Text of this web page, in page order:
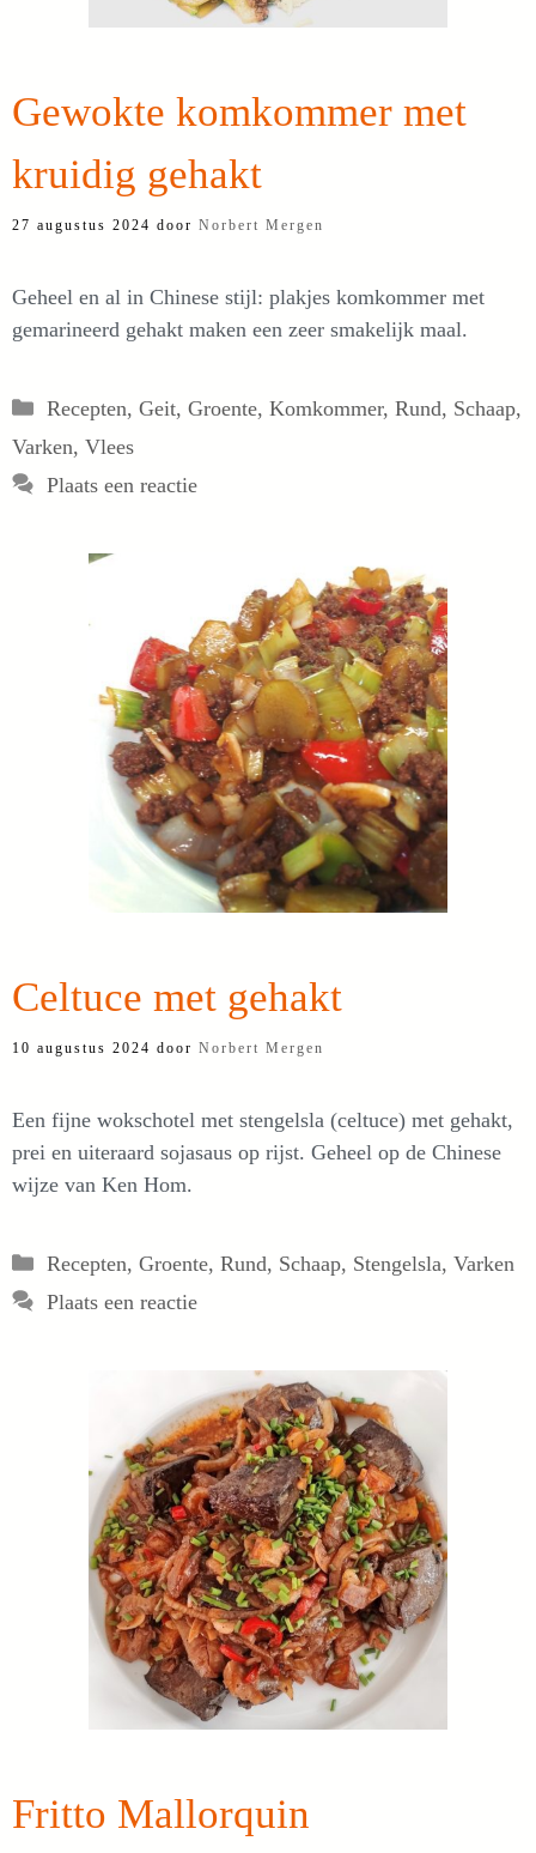
Gewokte komkommer met
kruidig gehakt
27 augustus 2024 door Norbert Mergen
Geheel en al in Chinese stijl: plakjes komkommer met
gemarineerd gehakt maken een zeer smakelijk maal.
Categorieën
Recepten, Geit, Groente, Komkommer, Rund, Schaap,
Varken, Vlees
Plaats een reactie
Celtuce met gehakt
10 augustus 2024 door Norbert Mergen
Een fijne wokschotel met stengelsla (celtuce) met gehakt,
prei en uiteraard sojasaus op rijst. Geheel op de Chinese
wijze van Ken Hom.
Categorieën
Recepten, Groente, Rund, Schaap, Stengelsla, Varken
Plaats een reactie
Fritto Mallorquin